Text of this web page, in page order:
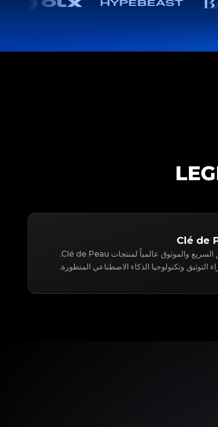
LegitApp هو حل التوثيق السريع والموثوق عالمياً لمنتجات Clé de Peau.
التوثيق وتكنولوجيا الذكاء الاصطناعي المتطورة.